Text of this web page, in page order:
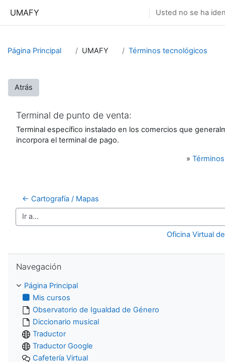
UMAFY Usted no se ha
Página Principal UMAFY Términos tecnológicos
Atrás
Terminal de punto de venta:
Terminal específico instalado en los comercios que
incorpora el terminal de pago.
»
← Cartografía / Mapas
Ir a...
Oficina Virtual
Navegación
Página Principal
Mis cursos
Observatorio de Igualdad de Género
Diccionario musical
Traductor
Traductor Google
Cafetería Virtual